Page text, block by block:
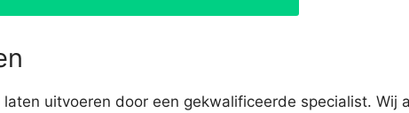
uitvoeren door een gekwalificeerde specialist. Wij